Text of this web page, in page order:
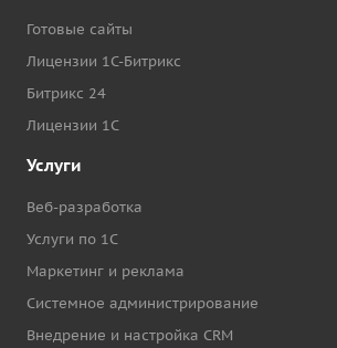
Готовые сайты
Лицензии 1С-Битрикс
Битрикс 24
Лицензии 1С
Услуги
Веб-разработка
Услуги по 1С
Маркетинг и реклама
Системное администрирование
Внедрение и настройка CRM